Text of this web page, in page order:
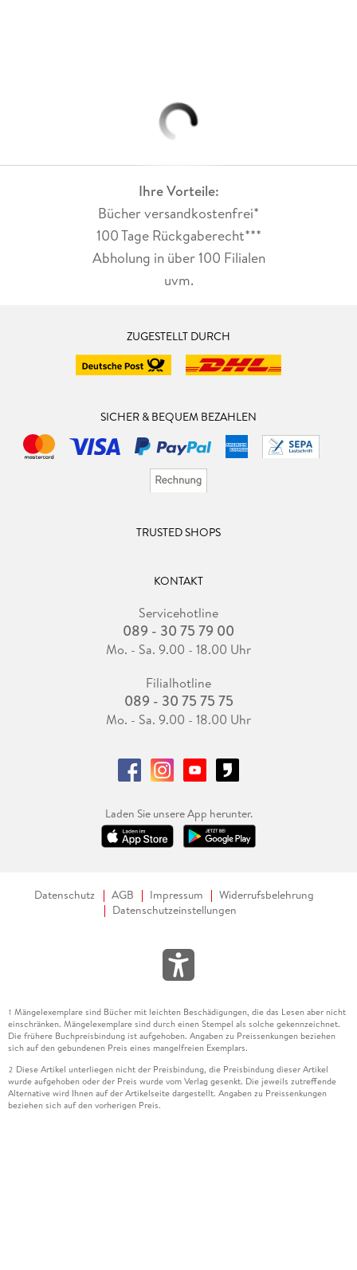
Ihre Vorteile:
Bücher versandkostenfrei*
100 Tage Rückgaberecht***
Abholung in über 100 Filialen
uvm.
ZUGESTELLT DURCH
SICHER & BEQUEM BEZAHLEN
TRUSTED SHOPS
KONTAKT
Servicehotline
089 - 30 75 79 00
Mo. - Sa. 9.00 - 18.00 Uhr
Filialhotline
089 - 30 75 75 75
Mo. - Sa. 9.00 - 18.00 Uhr
Laden Sie unsere App herunter.
Datenschutz AGB Impressum
Widerrufsbelehrung
Datenschutzeinstellungen
1 Mängelexemplare sind Bücher mit leichten Beschädigungen, die das Lesen aber nicht
einschränken. Mängelexemplare sind durch einen Stempel als solche gekennzeichnet.
Die frühere Buchpreisbindung ist aufgehoben. Angaben zu Preissenkungen beziehen
sich auf den gebundenen Preis eines mangelfreien Exemplars.
2 Diese Artikel unterliegen nicht der Preisbindung, die Preisbindung dieser Artikel
wurde aufgehoben oder der Preis wurde vom Verlag gesenkt. Die jeweils zutreffende
Alternative wird Ihnen auf der Artikelseite dargestellt. Angaben zu Preissenkungen
beziehen sich auf den vorherigen Preis.